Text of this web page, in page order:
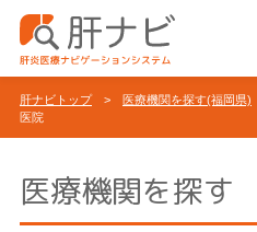
肝ナビトップ> 医療機関を探す(福岡県)
医院
医療機関を探す